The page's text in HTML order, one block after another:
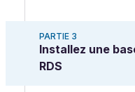
PARTIE 3
Installez une
RDS